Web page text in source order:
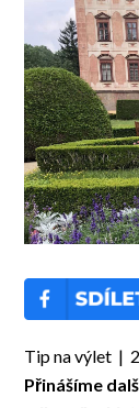
Tip na výlet |
Přinášíme